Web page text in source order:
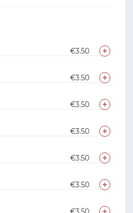
€3.50
€3.50
€3.50
€3.50
€3.50
€3.50